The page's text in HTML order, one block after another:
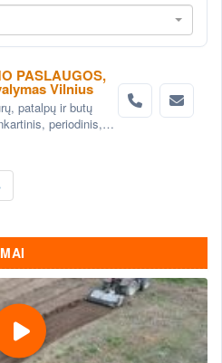
PASLAUGOS,
Vilnius
patalpų ir butų
periodinis,